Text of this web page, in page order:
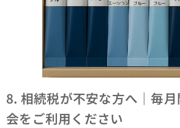
8. 相続税が不安な方へ｜毎
会をご利用ください